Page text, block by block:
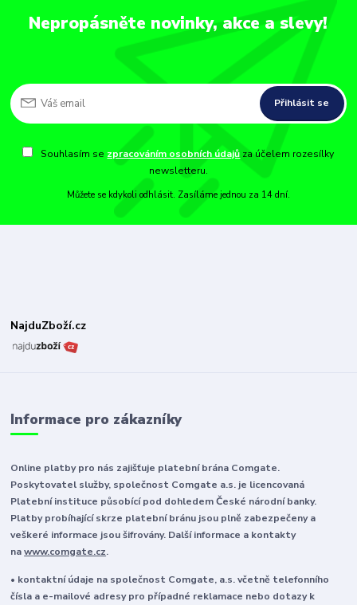
Nepropásněte novinky, akce a slevy!
Přihlásit se
Souhlasím se zpracováním osobních údajů za účelem rozesílky
newsletteru.
Můžete se kdykoli odhlásit. Zasíláme jednou za 14 dní.
NajduZboží.cz
Informace pro zákazníky
Online platby pro nás zajišťuje platební brána Comgate.
Poskytovatel služby, společnost Comgate a.s. je licencovaná
Platební instituce působící pod dohledem České národní banky.
Platby probíhající skrze platební bránu jsou plně zabezpečeny a
veškeré informace jsou šifrovány. Další informace a kontakty
nawww.comgate.cz.
• kontaktní údaje na společnost Comgate, a.s. včetně telefonního
čísla a e-mailové adresy pro případné reklamace nebo dotazy k